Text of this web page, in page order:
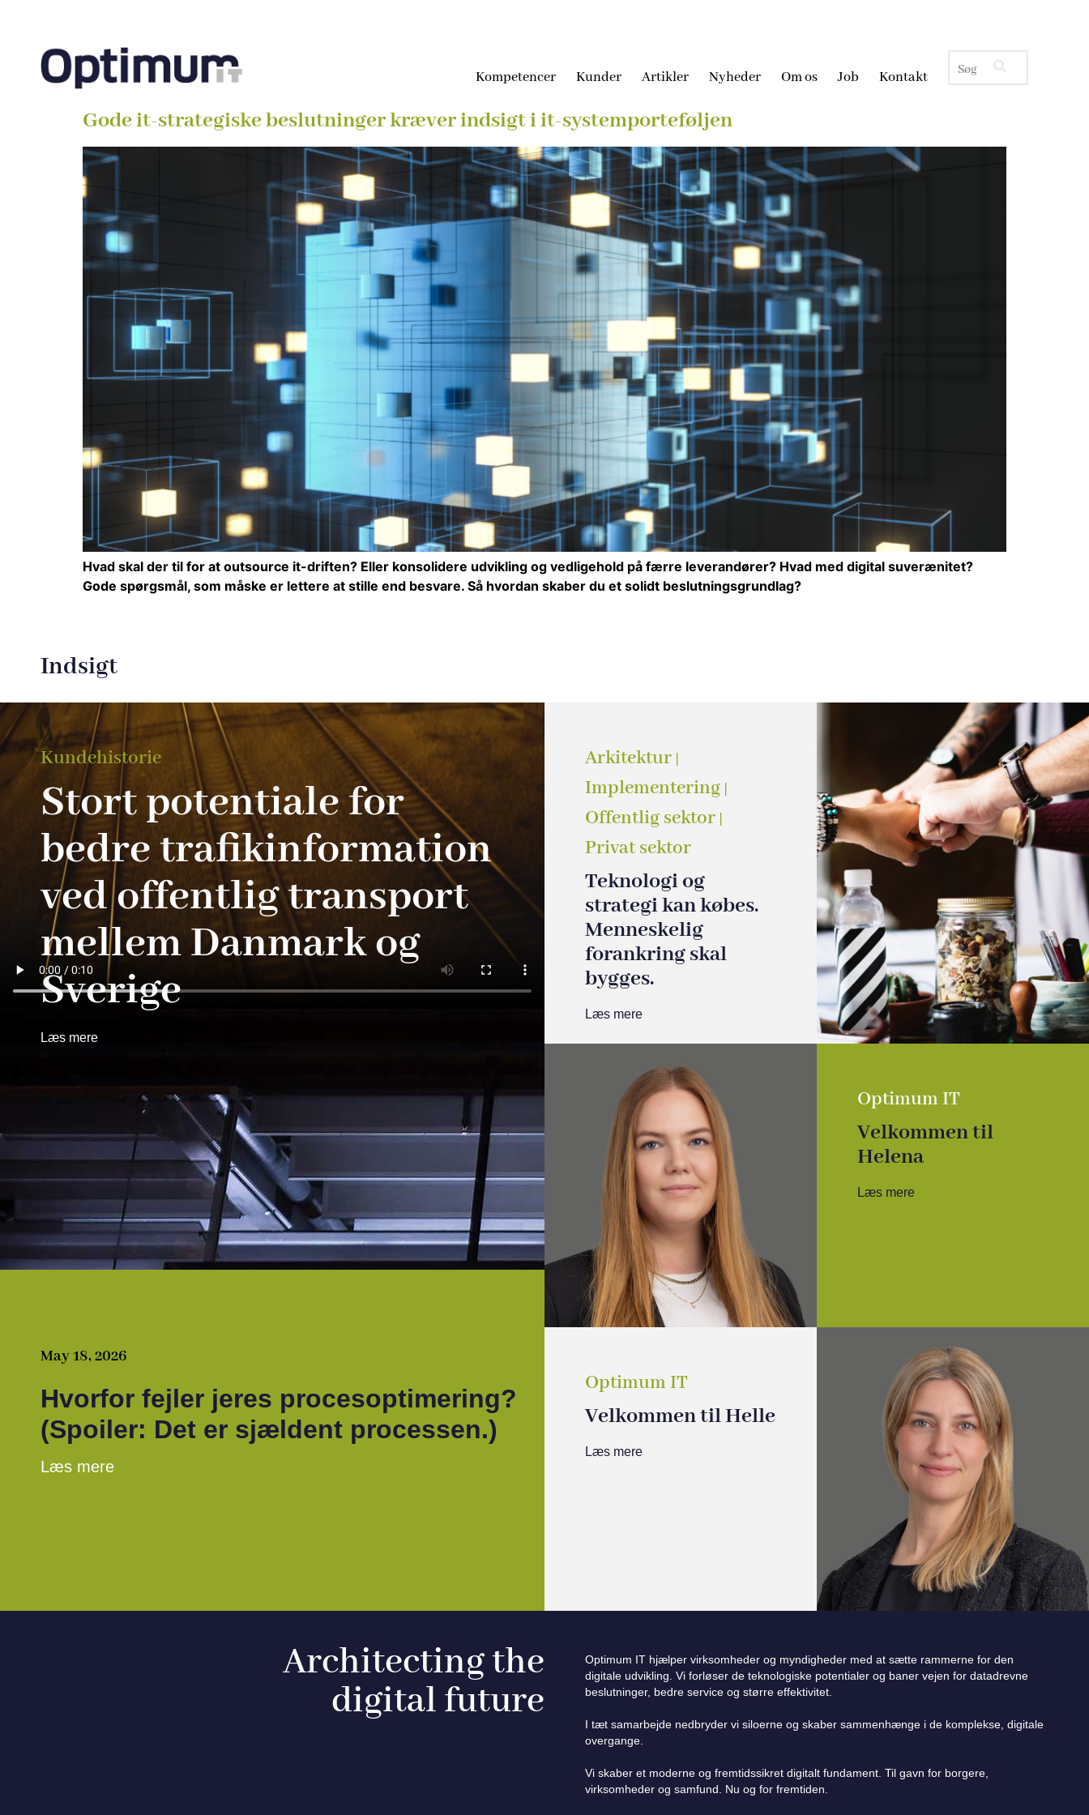
Kompetencer Kunder Artikler Nyheder Om os Job Kontakt
Gode it-strategiske beslutninger kræver indsigt i it-systemporteføljen
Hvad skal der til for at outsource it-driften? Eller konsolidere udvikling og vedligehold på færre leverandører? Hvad med digital suverænitet?
Gode spørgsmål, som måske er lettere at stille end besvare. Så hvordan skaber du et solidt beslutningsgrundlag?
Indsigt
May 18, 2026
Hvorfor fejler jeres procesoptimering?
(Spoiler: Det er sjældent processen.)
Læs mere
Kundehistorie
Stort potentiale for
bedre trafikinformation
ved offentlig transport
mellem Danmark og
Sverige
Læs mere
Arkitektur |
Implementering |
Offentlig sektor |
Privat sektor
Teknologi og
strategi kan købes.
Menneskelig
forankring skal
bygges.
Læs mere
Optimum IT
Velkommen til
Helena
Læs mere
Optimum IT
Velkommen til Helle
Læs mere
Architecting the
digital future
Optimum IT hjælper virksomheder og myndigheder med at sætte rammerne for den
digitale udvikling. Vi forløser de teknologiske potentialer og baner vejen for datadrevne
beslutninger, bedre service og større effektivitet.
I tæt samarbejde nedbryder vi siloerne og skaber sammenhænge i de komplekse, digitale
overgange.
Vi skaber et moderne og fremtidssikret digitalt fundament. Til gavn for borgere,
virksomheder og samfund. Nu og for fremtiden.